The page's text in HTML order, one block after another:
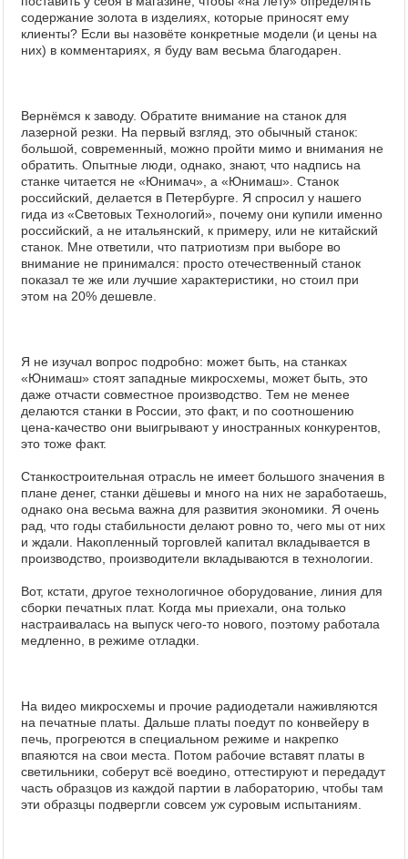
содержание золота в изделиях, которые приносят ему
клиенты? Если вы назовёте конкретные модели (и цены на
них) в комментариях, я буду вам весьма благодарен.
Вернёмся к заводу. Обратите внимание на станок для
лазерной резки. На первый взгляд, это обычный станок:
большой, современный, можно пройти мимо и внимания не
обратить. Опытные люди, однако, знают, что надпись на
станке читается не «Юнимач», а «Юнимаш». Станок
российский, делается в Петербурге. Я спросил у нашего
гида из «Световых Технологий», почему они купили именно
российский, а не итальянский, к примеру, или не китайский
станок. Мне ответили, что патриотизм при выборе во
внимание не принимался: просто отечественный станок
показал те же или лучшие характеристики, но стоил при
этом на 20% дешевле.
Я не изучал вопрос подробно: может быть, на станках
«Юнимаш» стоят западные микросхемы, может быть, это
даже отчасти совместное производство. Тем не менее
делаются станки в России, это факт, и по соотношению
цена-качество они выигрывают у иностранных конкурентов,
это тоже факт.
Станкостроительная отрасль не имеет большого значения в
плане денег, станки дёшевы и много на них не заработаешь,
однако она весьма важна для развития экономики. Я очень
рад, что годы стабильности делают ровно то, чего мы от них
и ждали. Накопленный торговлей капитал вкладывается в
производство, производители вкладываются в технологии.
Вот, кстати, другое технологичное оборудование, линия для
сборки печатных плат. Когда мы приехали, она только
настраивалась на выпуск чего-то нового, поэтому работала
медленно, в режиме отладки.
На видео микросхемы и прочие радиодетали наживляются
на печатные платы. Дальше платы поедут по конвейеру в
печь, прогреются в специальном режиме и накрепко
впаяются на свои места. Потом рабочие вставят платы в
светильники, соберут всё воедино, оттестируют и передадут
часть образцов из каждой партии в лабораторию, чтобы там
эти образцы подвергли совсем уж суровым испытаниям.